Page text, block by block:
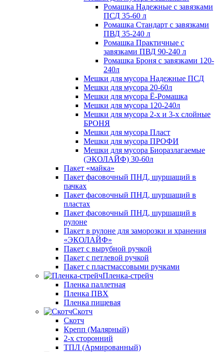
Ромашка Надежные с завязками
ПСД 35-60 л
Ромашка Стандарт с завязками
ПВД 35-240 л
Ромашка Практичные с
завязками ПВД 90-240 л
Ромашка Броня с завязками 120-
240л
Мешки для мусора Надежные ПСД
Мешки для мусора 20-60л
Мешки для мусора Ё-Ромашка
Мешки для мусора 120-240л
Мешки для мусора 2-х и 3-х слойные
БРОНЯ
Мешки для мусора Пласт
Мешки для мусора ПРОФИ
Мешки для мусора Биоразлагаемые
(ЭКОЛАЙФ) 30-60л
Пакет «майка»
Пакет фасовочный ПНД, шуршащий в
пачках
Пакет фасовочный ПНД, шуршащий в
пластах
Пакет фасовочный ПНД, шуршащий в
рулоне
Пакет в рулоне для заморозки и хранения
«ЭКОЛАЙФ»
Пакет с вырубной ручкой
Пакет с петлевой ручкой
Пакет с пластмассовыми ручками
Пленка-стрейч
Пленка паллетная
Пленка ПВХ
Пленка пищевая
Скотч
Скотч
Крепп (Малярный)
2-х сторонний
ТПЛ (Армированный)